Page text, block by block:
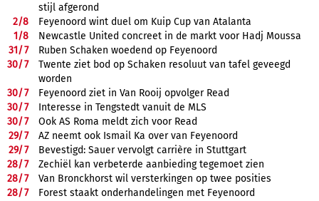
stijl afgerond
2/8
Feyenoord wint duel om Kuip Cup van Atalanta
1/8
Newcastle United concreet in de markt voor Hadj Moussa
31/7
Ruben Schaken woedend op Feyenoord
30/7
Twente ziet bod op Schaken resoluut van tafel geveegd
worden
30/7
Feyenoord ziet in Van Rooij opvolger Read
30/7
Interesse in Tengstedt vanuit de MLS
30/7
Ook AS Roma meldt zich voor Read
29/7
AZ neemt ook Ismail Ka over van Feyenoord
29/7
Bevestigd: Sauer vervolgt carrière in Stuttgart
28/7
Zechiël kan verbeterde aanbieding tegemoet zien
28/7
Van Bronckhorst wil versterkingen op twee posities
28/7 Forest staakt onderhandelingen met Feyenoord